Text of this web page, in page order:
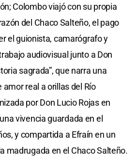
Colombo viajó con su propia
del Chaco Salteño, el pago
el guionista, camarógrafo y
audiovisual junto a Don
sagrada”, que narra una
real a orillas del Río
por Don Lucio Rojas en
vivencia guardada en el
y compartida a Efraín en un
madrugada en el Chaco Salteño.